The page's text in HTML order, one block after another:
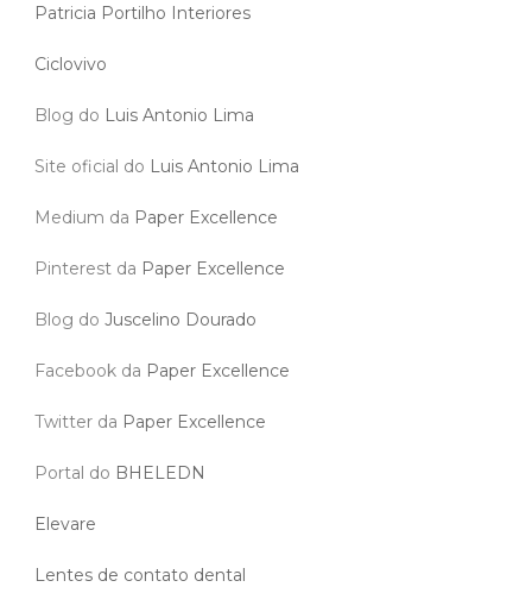
Patricia Portilho Interiores
Ciclovivo
Blog do Luis Antonio Lima
Site oficial do Luis Antonio Lima
Medium da Paper Excellence
Pinterest da Paper Excellence
Blog do Juscelino Dourado
Facebook da Paper Excellence
Twitter da Paper Excellence
Portal do BHELEDN
Elevare
Lentes de contato dental